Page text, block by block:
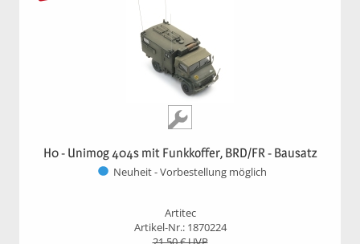
H0 - Unimog 404s mit Funkkoffer, BRD/FR - Bausatz
Neuheit - Vorbestellung möglich
Artitec
Artikel-Nr.: 1870224